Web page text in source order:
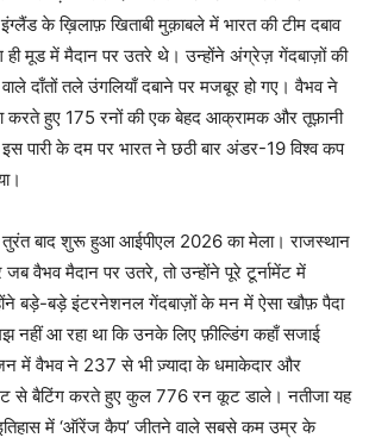
के ख़िलाफ़ खिताबी मुक़ाबले में भारत की टीम दबाव
मूड में मैदान पर उतरे थे। उन्होंने अंग्रेज़ गेंदबाज़ों की
दाँतों तले उंगलियाँ दबाने पर मजबूर हो गए। वैभव ने
करते हुए 175 रनों की एक बेहद आक्रामक और तूफ़ानी
पारी के दम पर भारत ने छठी बार अंडर-19 विश्व कप
तुरंत बाद शुरू हुआ आईपीएल 2026 का मेला। राजस्थान
जब वैभव मैदान पर उतरे, तो उन्होंने पूरे टूर्नामेंट में
बड़े-बड़े इंटरनेशनल गेंदबाज़ों के मन में ऐसा खौफ़ पैदा
नहीं आ रहा था कि उनके लिए फ़ील्डिंग कहाँ सजाई
में वैभव ने 237 से भी ज़्यादा के धमाकेदार और
से बैटिंग करते हुए कुल 776 रन कूट डाले। नतीजा यह
में ‘ऑरेंज कैप’ जीतने वाले सबसे कम उम्र के